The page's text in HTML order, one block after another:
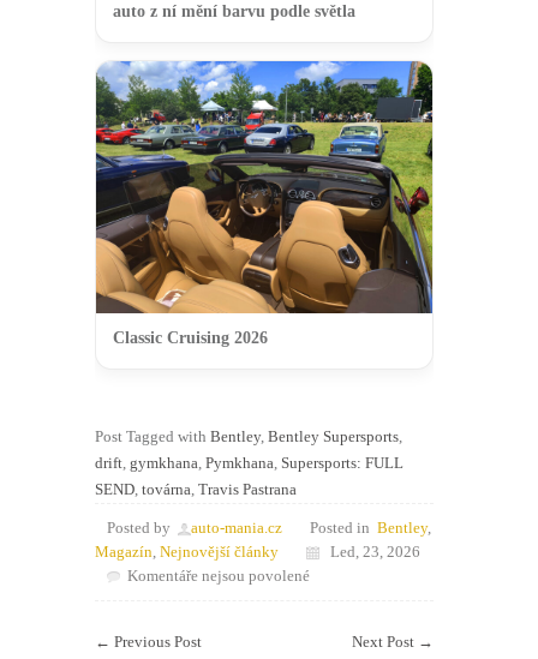
auto z ní mění barvu podle světla
Classic Cruising 2026
Post Tagged with Bentley, Bentley Supersports,
drift, gymkhana, Pymkhana, Supersports: FULL
SEND, továrna, Travis Pastrana
Posted by auto-mania.cz Posted in Bentley,
Magazín, Nejnovější články
Led, 23, 2026
Komentáře nejsou povolenéu
názvem
← Previous Post Next Post →